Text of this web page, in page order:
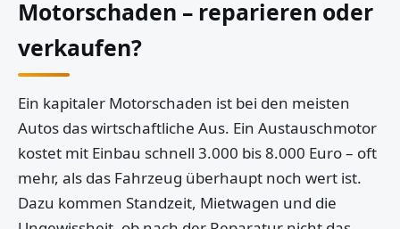
Motorschaden – reparieren oder
verkaufen?
Ein kapitaler Motorschaden ist bei den meisten
Autos das wirtschaftliche Aus. Ein Austauschmotor
kostet mit Einbau schnell 3.000 bis 8.000 Euro – oft
mehr, als das Fahrzeug überhaupt noch wert ist.
Dazu kommen Standzeit, Mietwagen und die